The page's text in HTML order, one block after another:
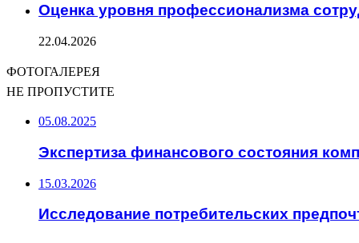
Оценка уровня профессионализма
22.04.2026
ФОТОГАЛЕРЕЯ
НЕ ПРОПУСТИТЕ
05.08.2025
Экспертиза финансового состояния
15.03.2026
Исследование потребительских